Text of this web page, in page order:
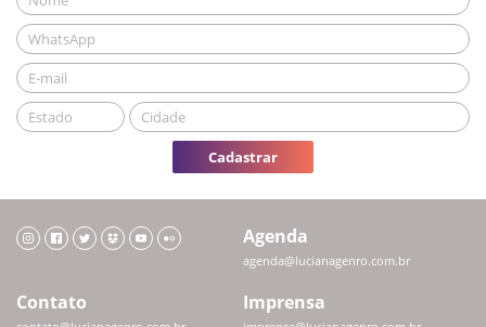
Cadastrar
Agenda
agenda@lucianagenro.com.br
Contato Imprensa